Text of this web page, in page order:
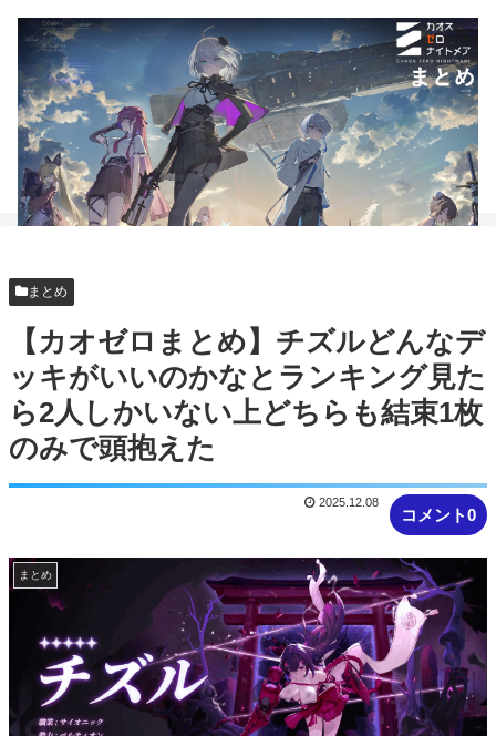
まとめ
【カオゼロまとめ】チズルどんなデ
ッキがいいのかなとランキング見た
ら2人しかいない上どちらも結束1枚
のみで頭抱えた
コメント0
2025.12.08
まとめ